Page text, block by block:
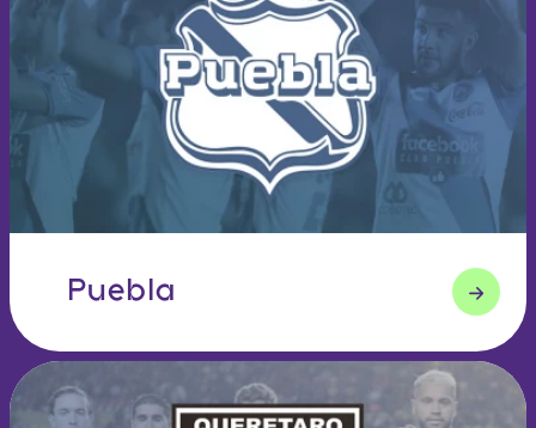
Puebla